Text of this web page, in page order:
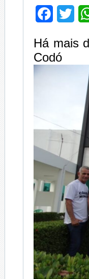
Há mais
Codó